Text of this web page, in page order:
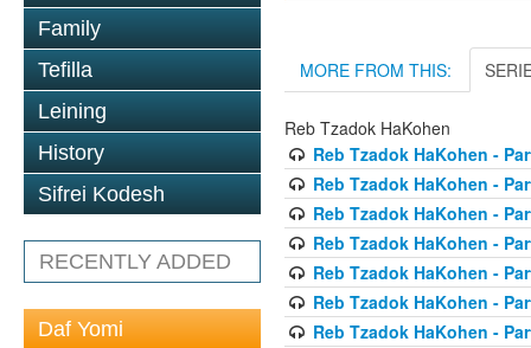
Family
Tefilla
Leining
History
Sifrei Kodesh
RECENTLY ADDED
Daf Yomi
MORE FROM THIS:
Reb Tzadok HaKohen
Reb Tzadok HaKohen -
Reb Tzadok HaKohen -
Reb Tzadok HaKohen -
Reb Tzadok HaKohen -
Reb Tzadok HaKohen -
Reb Tzadok HaKohen -
Reb Tzadok HaKohen -